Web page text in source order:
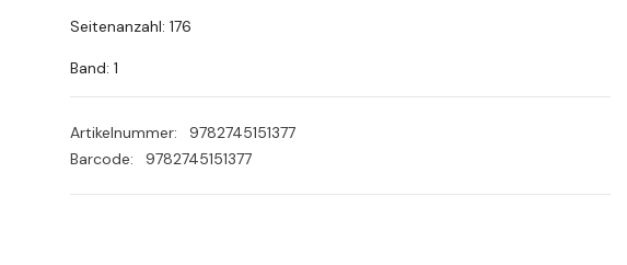
Seitenanzahl: 176
Band: 1
Artikelnummer:
9782745151377
Barcode:
9782745151377